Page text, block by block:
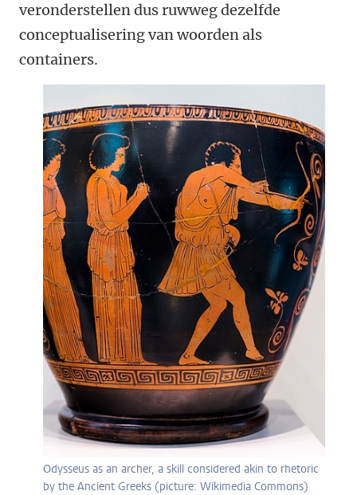
veronderstellen dus ruwweg dezelfde
conceptualisering van woorden als
containers.
Odysseus as an archer, a skill considered akin to rhetoric
by the Ancient Greeks (picture: Wikimedia Commons)